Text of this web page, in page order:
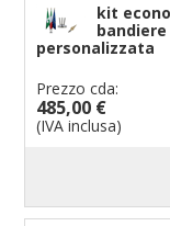
kit
personalizzata
Prezzo cda:
485,00 €
(IVA inclusa)